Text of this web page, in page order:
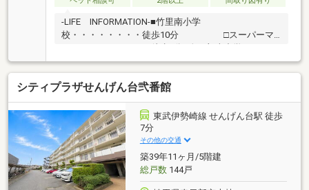
-LIFE INFORMATION-■竹里南小学
校・・・・・・・・徒歩10分 □スーパーマ
ルサン・・・・・・・徒歩3分■春日部南中学
校・・・・・・徒歩29分 □ビッグ・エ
ー・・・・・・・・・・・・徒歩6分■竹里幼稚
園・・・・・・・・・・・徒歩8分 □セブン
タウンせんげん台・・・徒歩7分○いぶきこどもクリニ
ック・・・徒歩1分 □竹里図書
館・・・・・・・・・・・・・徒歩9分○桑島内
科・・・・・・・・・・・・徒歩1分
シティプラザせんげん台弐番館
東武伊勢崎線 せんげん台駅 徒歩
7分
その他の交通
築39年11ヶ月/5階建
総戸数144戸